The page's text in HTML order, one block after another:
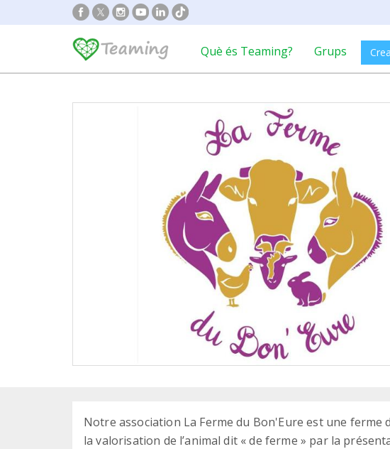
Què és Teaming? Grups
Notre association La Ferme du Bon'Eure est une
la valorisation de l’animal dit « de ferme » par la